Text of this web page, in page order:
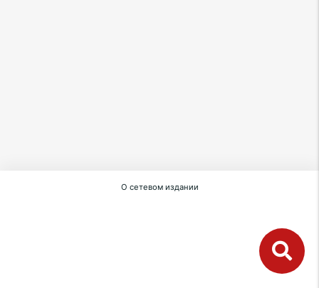
О сетевом издании